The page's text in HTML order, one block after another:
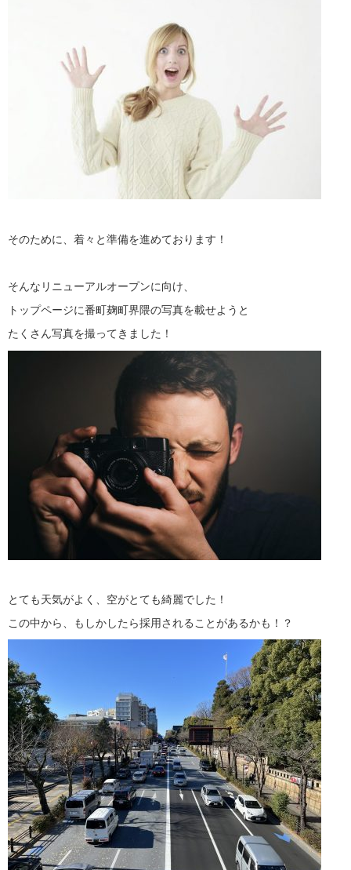
そのために、着々と準備を進めております！
そんなリニューアルオープンに向け、
トップページに番町麹町界隈の写真を載せようと
たくさん写真を撮ってきました！
とても天気がよく、空がとても綺麗でした！
この中から、もしかしたら採用されることがあるかも！？